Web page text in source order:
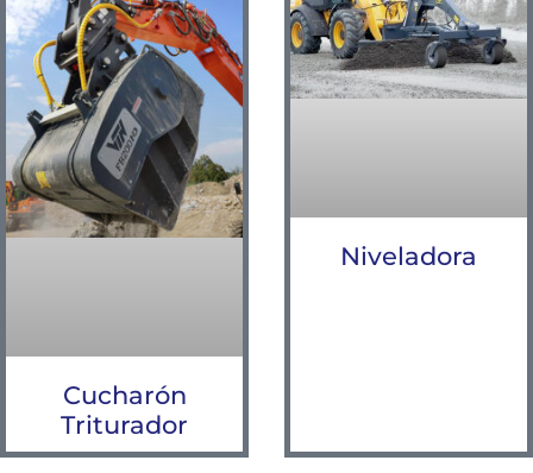
Cucharón
Triturador
Niveladora